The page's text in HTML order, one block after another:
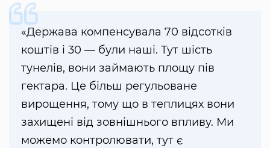
«Держава компенсувала 70 відсотків
коштів і 30 — були наші. Тут шість
тунелів, вони займають площу пів
гектара. Це більш регульоване
вирощення, тому що в теплицях вони
захищені від зовнішнього впливу. Ми
можемо контролювати, тут є